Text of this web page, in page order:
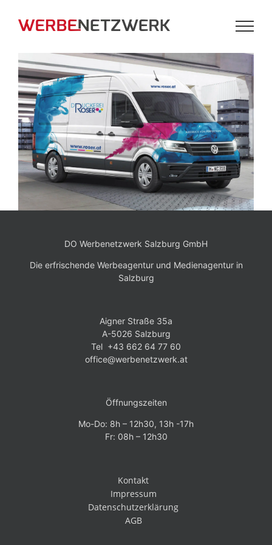
Inhalt
DO Werbenetzwerk Salzburg GmbH
Die erfrischende Werbeagentur und Medienagentur in
Salzburg
Aigner Straße 35a
A-5026 Salzburg
Tel +43 662 64 77 60
office@werbenetzwerk.at
Öffnungszeiten
Mo-Do: 8h – 12h30, 13h -17h
Fr: 08h – 12h30
Kontakt
Impressum
Datenschutzerklärung
AGB